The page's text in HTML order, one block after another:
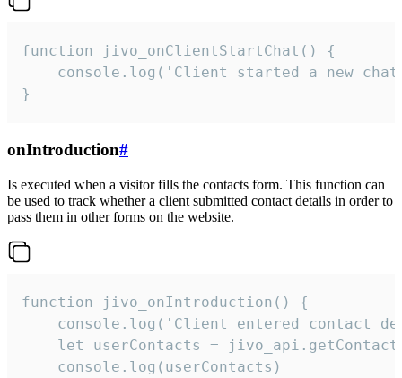
function jivo_onClientStartChat() {
console.log('Client started a new
}
onIntroduction#
Is executed when a visitor fills the contacts form. This function can
be used to track whether a client submitted contact details in order to
pass them in other forms on the website.
function jivo_onIntroduction() {
console.log('Client entered contact
let userContacts =
    console.log(userContacts)